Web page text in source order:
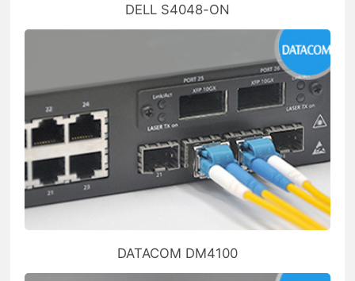
DELL S4048-ON
DATACOM DM4100